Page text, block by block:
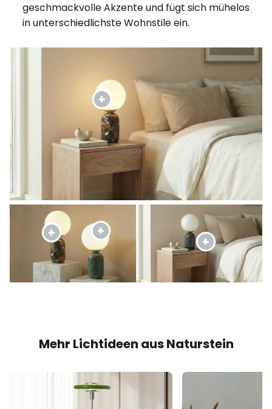
geschmackvolle Akzente und fügt sich mühelos
in unterschiedlichste Wohnstile ein.
Mehr Lichtideen aus Naturstein